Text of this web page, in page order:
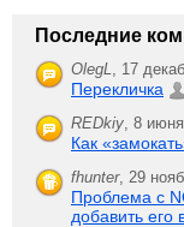
Последние
OlegL 17
Перекличка
REDkiy 8
Как
fhunter, 29
Проблема с
добавить его